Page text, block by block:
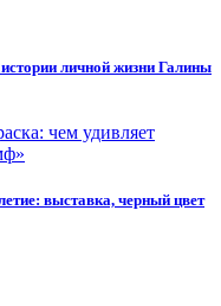
личной жизни Галины
выставка, черный цвет